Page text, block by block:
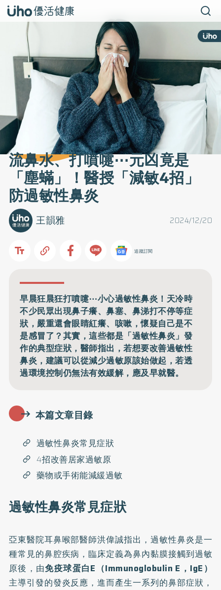
流鼻水、打噴嚏⋯元凶竟是
「塵蟎」！醫授「減敏4招」
防過敏性鼻炎
2024/12/20
王韻雅
追蹤訂閱
早晨狂晨狂打噴嚏⋯小心過敏性鼻炎！天冷時
不少民眾出現鼻子癢、鼻塞、鼻涕打不停等症
狀，嚴重還會眼睛紅癢、咳嗽，懷疑自己是不
是感冒了？其實，這些都是「過敏性鼻炎」發
作的典型症狀，醫師指出，若想要改善過敏性
鼻炎，建議可以從減少過敏原該始做起，若透
過環境控制仍無法有效緩解，應及早就醫。
本篇文章目錄
過敏性鼻炎常見症狀
4招改善居家過敏原
藥物或手術能減緩過敏
過敏性鼻炎常見症狀
亞東醫院耳鼻喉部醫師洪偉誠指出， 過敏性鼻炎是一
種常見的鼻腔疾病，臨床定義為鼻內黏膜接觸到過敏
原後，由免疫球蛋白E（Immunoglobulin E，IgE）
主導引發的發炎反應，進而產生一系列的鼻部症狀，